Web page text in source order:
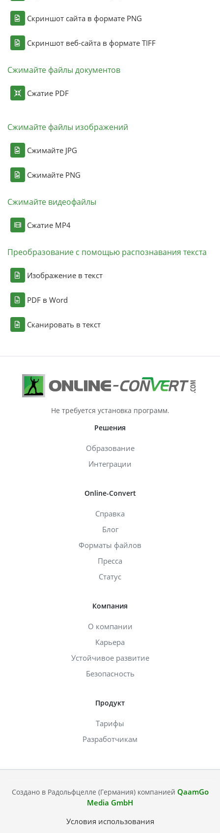
Скриншот сайта в формате PNG
Скриншот веб-сайта в формате TIFF
Сжимайте файлы документов
Сжатие PDF
Сжимайте файлы изображений
Сжимайте JPG
Сжимайте PNG
Сжимайте видеофайлы
Сжатие MP4
Преобразование с помощью распознавания текста
Изображение в текст
PDF в Word
Сканировать в текст
Не требуется установка программ.
Решения
Образование
Интеграции
Online-Convert
Справка
Блог
Форматы файлов
Пресса
Статус
Компания
О компании
Карьера
Устойчивое развитие
Безопасность
Продукт
Тарифы
Разработчикам
Создано в Радольфцелле (Германия) компанией QaamGo
Media GmbH
Условия использования